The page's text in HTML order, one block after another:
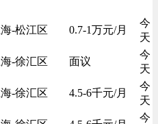
海-松江区 0.7-1万元/月
今
天
海-徐汇区 面议
今
天
海-徐汇区 4.5-6千元/月
今
天
今